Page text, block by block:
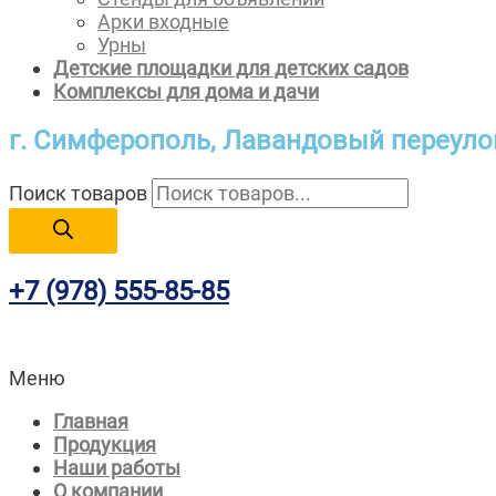
Арки входные
Урны
Детские площадки для детских садов
Комплексы для дома и дачи
г. Симферополь, Лавандовый
Поиск товаров
+7 (978) 555-85-85
Меню
Главная
Продукция
Наши работы
О компании